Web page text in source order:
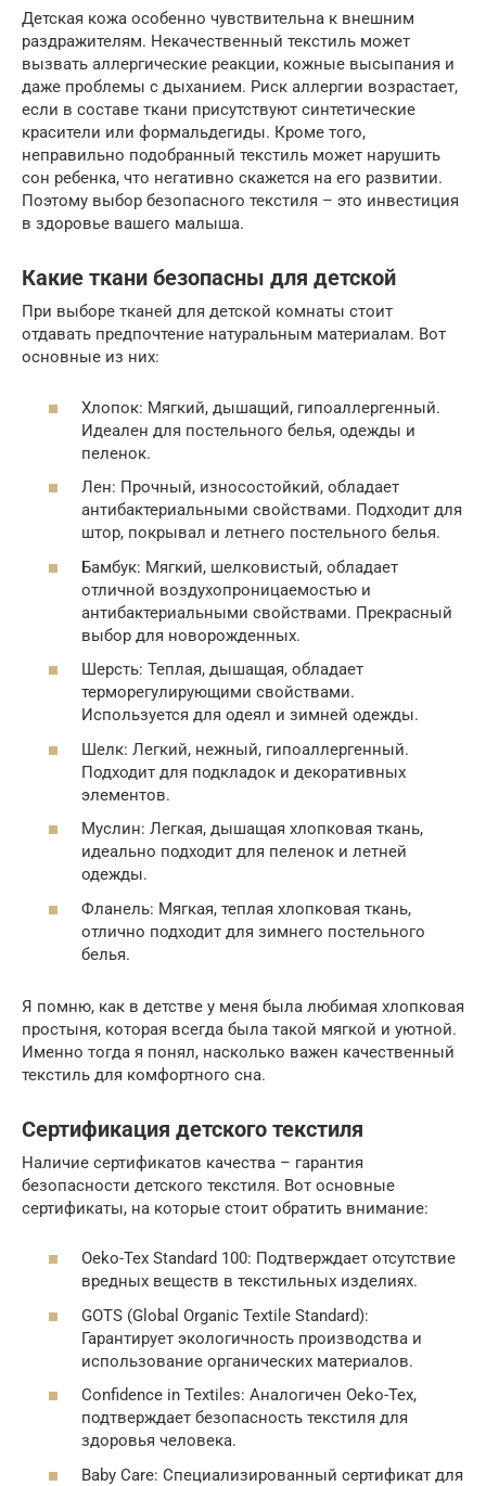
Детская кожа особенно чувствительна к внешним
раздражителям. Некачественный текстиль может
вызвать аллергические реакции, кожные высыпания и
даже проблемы с дыханием. Риск аллергии возрастает,
если в составе ткани присутствуют синтетические
красители или формальдегиды. Кроме того,
неправильно подобранный текстиль может нарушить
сон ребенка, что негативно скажется на его развитии.
Поэтому выбор безопасного текстиля – это инвестиция
в здоровье вашего малыша.
Какие ткани безопасны для детской
При выборе тканей для детской комнаты стоит
отдавать предпочтение натуральным материалам. Вот
основные из них:
Хлопок: Мягкий, дышащий, гипоаллергенный.
Идеален для постельного белья, одежды и
пеленок.
Лен: Прочный, износостойкий, обладает
антибактериальными свойствами. Подходит для
штор, покрывал и летнего постельного белья.
Бамбук: Мягкий, шелковистый, обладает
отличной воздухопроницаемостью и
антибактериальными свойствами. Прекрасный
выбор для новорожденных.
Шерсть: Теплая, дышащая, обладает
терморегулирующими свойствами.
Используется для одеял и зимней одежды.
Шелк: Легкий, нежный, гипоаллергенный.
Подходит для подкладок и декоративных
элементов.
Муслин: Легкая, дышащая хлопковая ткань,
идеально подходит для пеленок и летней
одежды.
Фланель: Мягкая, теплая хлопковая ткань,
отлично подходит для зимнего постельного
белья.
Я помню, как в детстве у меня была любимая хлопковая
простыня, которая всегда была такой мягкой и уютной.
Именно тогда я понял, насколько важен качественный
текстиль для комфортного сна.
Сертификация детского текстиля
Наличие сертификатов качества – гарантия
безопасности детского текстиля. Вот основные
сертификаты, на которые стоит обратить внимание:
Oeko-Tex Standard 100: Подтверждает отсутствие
вредных веществ в текстильных изделиях.
GOTS (Global Organic Textile Standard):
Гарантирует экологичность производства и
использование органических материалов.
Confidence in Textiles: Аналогичен Oeko-Tex,
подтверждает безопасность текстиля для
здоровья человека.
Baby Care: Специализированный сертификат для